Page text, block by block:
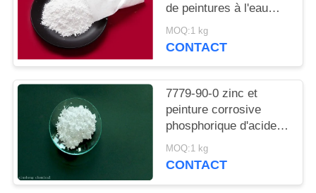
PLAN
SITE
PRIVACY
POLICY
de peintures à l'eau
avec des peintures
antirouille basses en
MOQ:1 kg
CONTACT
7779-90-0 zinc et
peinture corrosive
phosphorique d'acide
d'Acidzinc et
phosphorique anti pour
MOQ:1 kg
CONTACT